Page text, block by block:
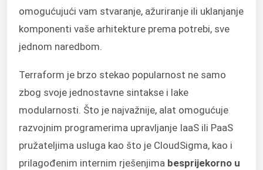
omogućujući vam stvaranje, ažuriranje ili uklanjanje
komponenti vaše arhitekture prema potrebi, sve
jednom naredbom.
Terraform je brzo stekao popularnost ne samo
zbog svoje jednostavne sintakse i lake
modularnosti. Što je najvažnije, alat omogućuje
razvojnim programerima upravljanje IaaS ili PaaS
pružateljima usluga kao što je CloudSigma, kao i
prilagođenim internim rješenjima besprijekorno u